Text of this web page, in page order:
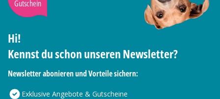
Gutschein
Hi!
Kennst du schon unseren Newsletter?
Newsletter abonieren und Vorteile sichern:
Exklusive Angebote & Gutscheine